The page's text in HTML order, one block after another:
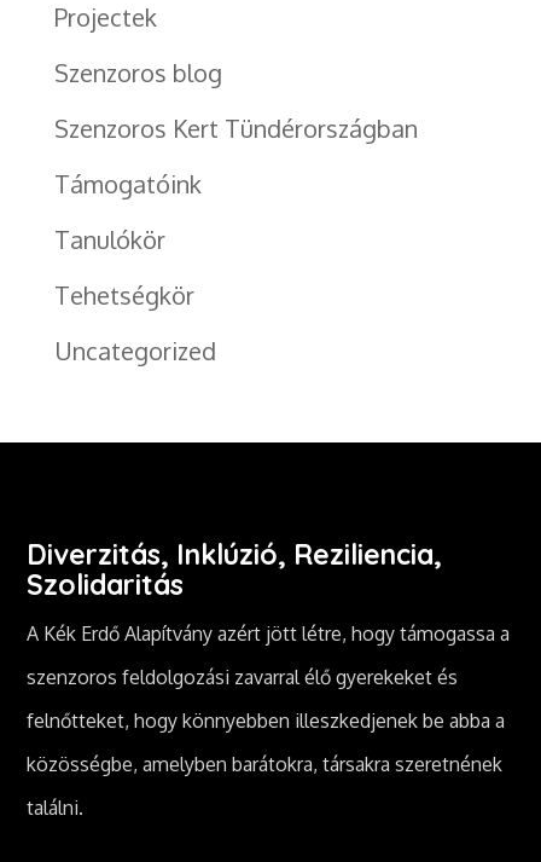
Projectek
Szenzoros blog
Szenzoros Kert Tündérországban
Támogatóink
Tanulókör
Tehetségkör
Uncategorized
Diverzitás, Inklúzió, Reziliencia,
Szolidaritás
A Kék Erdő Alapítvány azért jött létre, hogy támogassa a
szenzoros feldolgozási zavarral élő gyerekeket és
felnőtteket, hogy könnyebben illeszkedjenek be abba a
közösségbe, amelyben barátokra, társakra szeretnének
találni.